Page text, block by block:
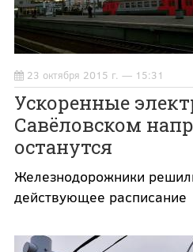
23 октября 2015 г. — 15:31
Ускоренные
Савёловском
останутся
Железнодорожники
действующее расписание